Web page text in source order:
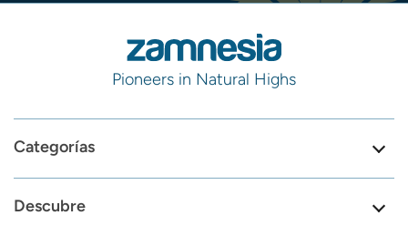
Pioneers in Natural Highs
Categorías
Descubre